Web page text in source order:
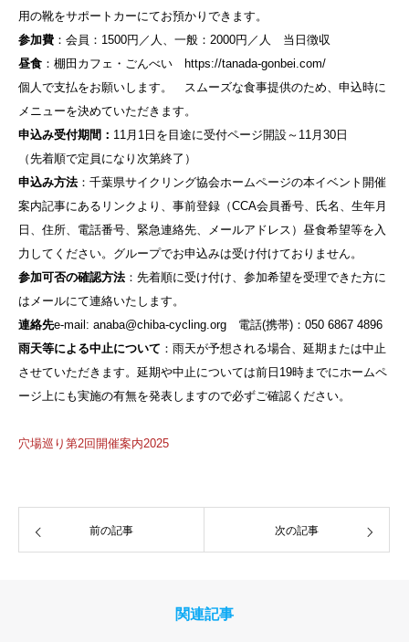
用の靴をサポートカーにてお預かりできます。
参加費 ：会員：1500円／人、一般：2000円／人 当日徴収
昼食 ：棚田カフェ・ごんべい https://tanada-gonbei.com/
個人で支払をお願いします。 スムーズな食事提供のため、申込時に
メニューを決めていただきます。
申込み受付期間： 11月1日を目途に受付ページ開設～11月30日
（先着順で定員になり次第終了）
申込み方法：千葉県サイクリング協会ホームページの本イベント開催
案内記事にあるリンクより、事前登録（CCA会員番号、氏名、生年月
日、住所、電話番号、緊急連絡先、メールアドレス）昼食希望等を入
力してください。グループでお申込みは受け付けておりません。
参加可否の確認方法：先着順に受け付け、参加希望を受理できた方に
はメールにて連絡いたします。
連絡先e-mail: anaba@chiba-cycling.org 電話(携帯)：050 6867 4896
雨天等による中止について ：雨天が予想される場合、延期または中止
させていただきます。延期や中止については前日19時までにホームペ
ージ上にも実施の有無を発表しますので必ずご確認ください。
穴場巡り第2回開催案内2025
前の記事 次の記事
関連記事